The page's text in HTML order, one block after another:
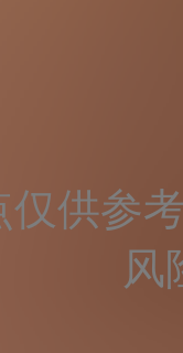
仅供参
风